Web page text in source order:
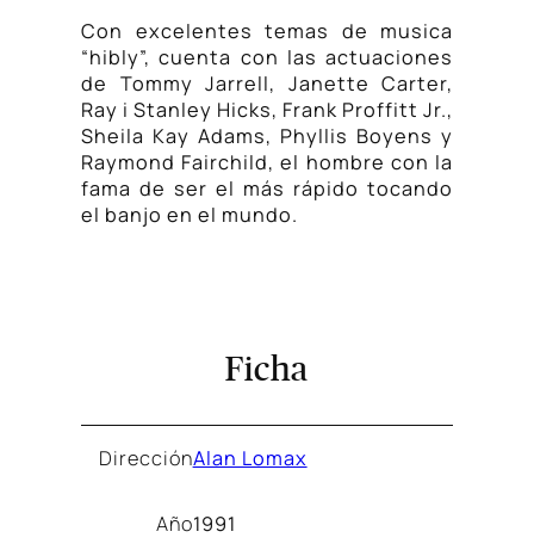
Con excelentes temas de musica
“hibly”, cuenta con las actuaciones
de Tommy Jarrell, Janette Carter,
Ray i Stanley Hicks, Frank Proffitt Jr.,
Sheila Kay Adams, Phyllis Boyens y
Raymond Fairchild, el hombre con la
fama de ser el más rápido tocando
el banjo en el mundo.
Ficha
DirecciónAlan Lomax
Año1991